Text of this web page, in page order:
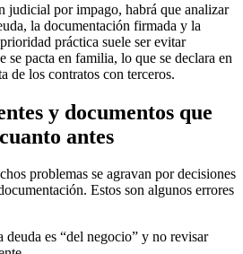
judicial por impago, habrá que analizar
la documentación firmada y la
práctica suele ser evitar
se pacta en familia, lo que se declara en
de los contratos con terceros.
y documentos que
antes
problemas se agravan por decisiones
Estos son algunos errores
deuda es “del negocio” y no revisar